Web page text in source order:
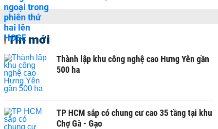
Tin mới
Thành lập khu công nghệ cao Hưng Yên gần
500 ha
TP HCM sắp có chung cư cao 35 tầng tại khu
Chợ Gà - Gạo